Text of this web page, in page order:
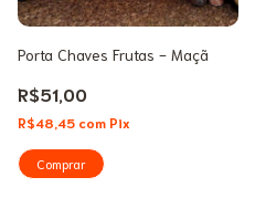
Porta Chaves Frutas - Maçã
R$51,00
R$48,45 com Pix